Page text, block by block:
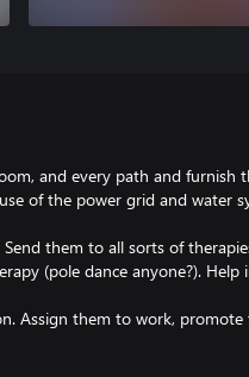
and every path and furnish
of the power grid and water
them to all sorts of
(pole dance anyone?). Help
Assign them to work,